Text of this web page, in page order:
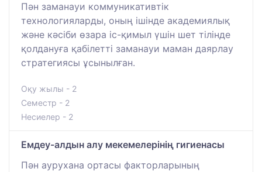
Пән заманауи коммуникативтік
технологияларды, оның ішінде академиялық
және кәсіби өзара іс-қимыл үшін шет тілінде
қолдануға қабілетті заманауи маман даярлау
стратегиясы ұсынылған.
Оқу жылы - 2
Семестр - 2
Несиелер - 2
Емдеу-алдын алу мекемелерінің гигиенасы
Пән аурухана ортасы факторларының